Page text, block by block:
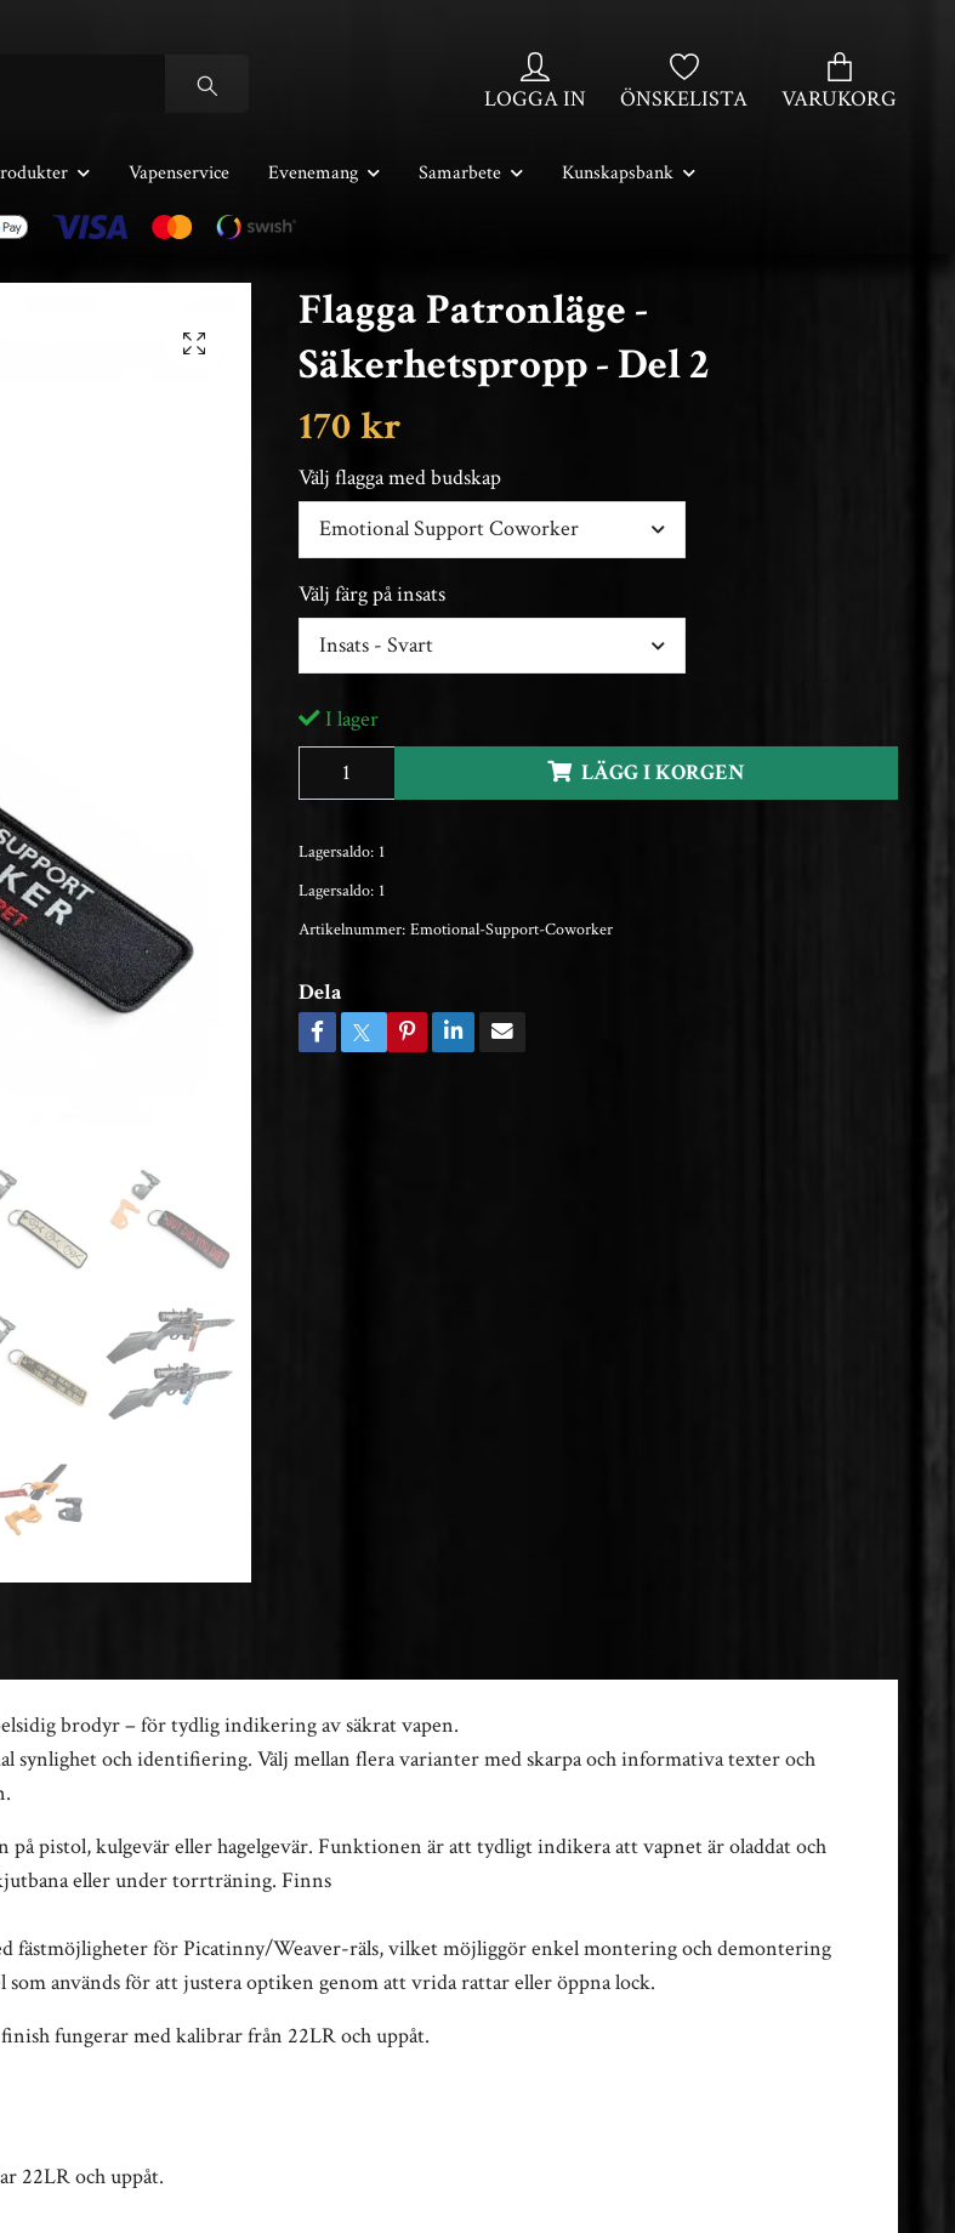
LOGGA IN ÖNSKELISTA VARUKORG
Vapenservice Evenemang Samarbete Kunskapsbank
Flagga Patronläge -
Säkerhetspropp - Del 2
170 kr
Välj flagga med budskap
Emotional Support Coworker
Välj färg på insats
Insats - Svart
I lager
LÄGG I KORGEN
Lagersaldo: 1
Lagersaldo: 1
Artikelnummer: Emotional-Support-Coworker
Dela
brodyr – för tydlig indikering av säkrat vapen.
synlighet och identifiering. Välj mellan flera varianter med skarpa och informativa texter och
på pistol, kulgevär eller hagelgevär. Funktionen är att tydligt indikera att vapnet är oladdat och
eller under torrträning. Finns
fästmöjligheter för Picatinny/Weaver-räls, vilket möjliggör enkel montering och demontering
används för att justera optiken genom att vrida rattar eller öppna lock.
fungerar med kalibrar från 22LR och uppåt.
22LR och uppåt.